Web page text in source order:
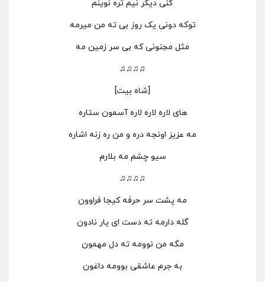
گنی دیگر نیم تره نوینم
توکه دونی یک روز بی ته من میرمه
مثل مجنونی که بی سر زمین مه
♫♫♫♫
[شاه بیت]
های لاره لاره لاره آسمون ستاره
مه عزیز اونجه دره و من ره زنه اشاره
سیو چشم مه بلارم
♫♫♫♫
مه پشت سر حرفه کیجا فراوون
گله دارمه ته دست ای یار نادون
مگه من نوومه ته دل مهمون
به جرم عاشقی بوومه داغون